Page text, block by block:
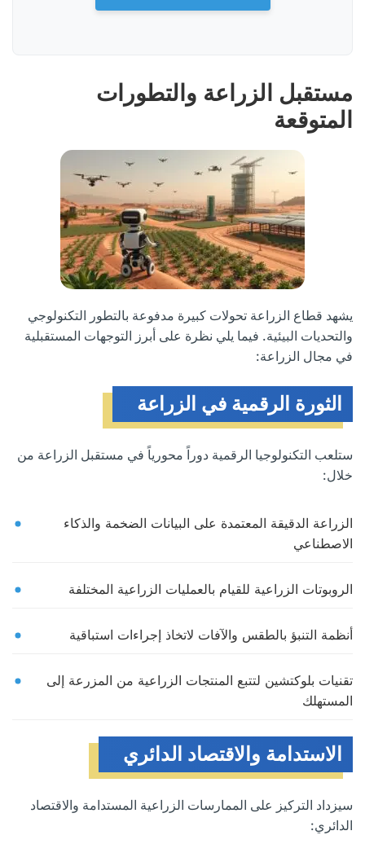
مستقبل الزراعة والتطورات
المتوقعة
يشهد قطاع الزراعة تحولات كبيرة مدفوعة بالتطور التكنولوجي
والتحديات البيئية. فيما يلي نظرة على أبرز التوجهات المستقبلية
في مجال الزراعة:
الثورة الرقمية في الزراعة
ستلعب التكنولوجيا الرقمية دوراً محورياً في مستقبل الزراعة من
خلال:
الزراعة الدقيقة المعتمدة على البيانات الضخمة والذكاء
الاصطناعي
الروبوتات الزراعية للقيام بالعمليات الزراعية المختلفة
أنظمة التنبؤ بالطقس والآفات لاتخاذ إجراءات استباقية
تقنيات بلوكتشين لتتبع المنتجات الزراعية من المزرعة إلى
المستهلك
الاستدامة والاقتصاد الدائري
سيزداد التركيز على الممارسات الزراعية المستدامة والاقتصاد
الدائري: